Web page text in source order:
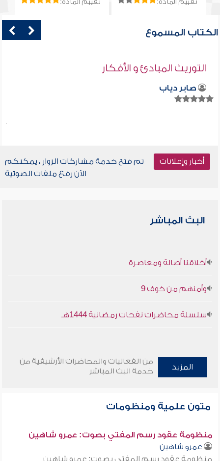
تقييم المادة: تقييم المادة:
الكتاب المسموع
التوريث المبادئ و الأفكار
صابر دياب
أخبار وإعلانات
تم فتح خدمة مشاركات الزوار ، يمكنكم
الآن رفع ملفات الصوتية
البث المباشر
أخلاقنا أصالة ومعاصرة
وأمنهم من خوف 9
سلسلة محاضرات نفحات رمضانية 1444هـ
المزيد
من الفعاليات والمحاضرات الأرشيفية من
خدمة البث المباشر
متون علمية ومنظومات
منظومة عقود رسم المفتي بصوت: عمرو شاهين
عمرو شاهين
منظومة عقود رسم المفتي بصوت: عمرو شاهين